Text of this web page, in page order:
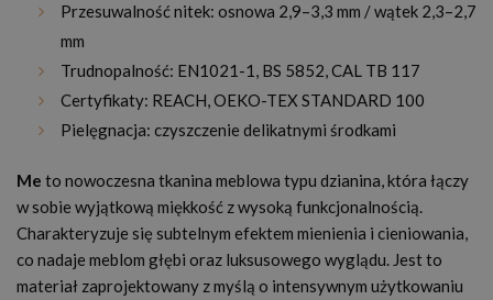
Przesuwalność nitek: osnowa 2,9–3,3 mm / wątek 2,3–2,7
mm
Trudnopalność: EN1021-1, BS 5852, CAL TB 117
Certyfikaty: REACH, OEKO-TEX STANDARD 100
Pielęgnacja: czyszczenie delikatnymi środkami
Me to nowoczesna tkanina meblowa typu dzianina, która łączy
w sobie wyjątkową miękkość z wysoką funkcjonalnością.
Charakteryzuje się subtelnym efektem mienienia i cieniowania,
co nadaje meblom głębi oraz luksusowego wyglądu. Jest to
materiał zaprojektowany z myślą o intensywnym użytkowaniu